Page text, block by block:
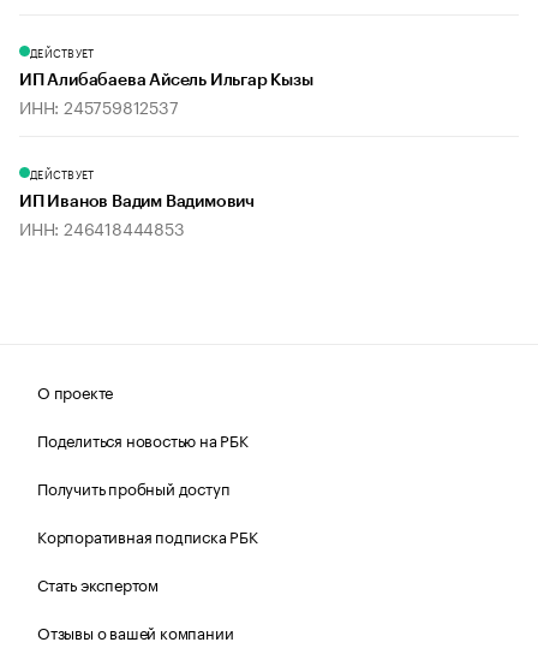
ДЕЙСТВУЕТ
ИП Алибабаева Айсель Ильгар Кызы
ИНН: 245759812537
ДЕЙСТВУЕТ
ИП Иванов Вадим Вадимович
ИНН: 246418444853
О проекте
Поделиться новостью на РБК
Получить пробный доступ
Корпоративная подписка РБК
Стать экспертом
Отзывы о вашей компании